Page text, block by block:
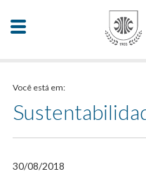
Você está em:
30/08/2018